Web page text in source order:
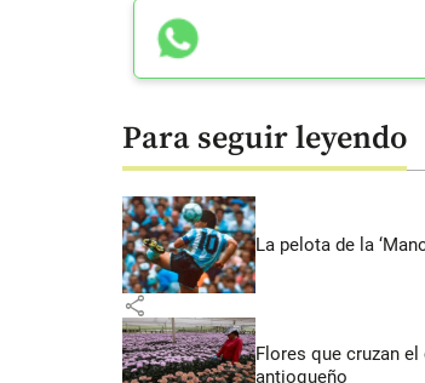
Para seguir leyendo
La pelota de la
share
Flores que cruzan
antioqueño